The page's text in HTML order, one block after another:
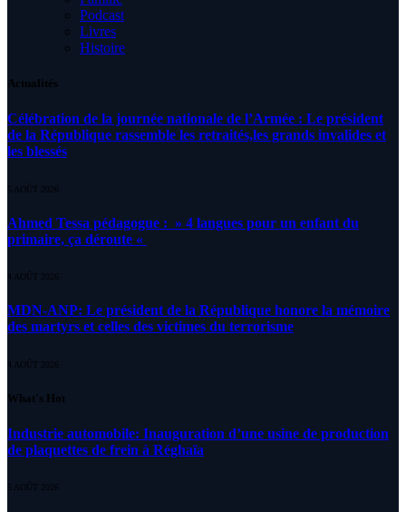
Podcast
Livres
Histoire
Actualités
Célébration de la journée nationale de l’Armée : Le président
de la République rassemble les retraités,les grands invalides et
les blessés
5 AOÛT 2026
Ahmed Tessa pédagogue : » 4 langues pour un enfant du
primaire, ça déroute «
4 AOÛT 2026
MDN-ANP: Le président de la République honore la mémoire
des martyrs et celles des victimes du terrorisme
4 AOÛT 2026
What's Hot
Industrie automobile: Inauguration d’une usine de production
de plaquettes de frein à Réghaïa
5 AOÛT 2026